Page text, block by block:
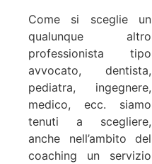
Come si sceglie un
qualunque altro
professionista tipo
avvocato, dentista,
pediatra, ingegnere,
medico, ecc. siamo
tenuti a scegliere,
anche nell’ambito del
coaching un servizio